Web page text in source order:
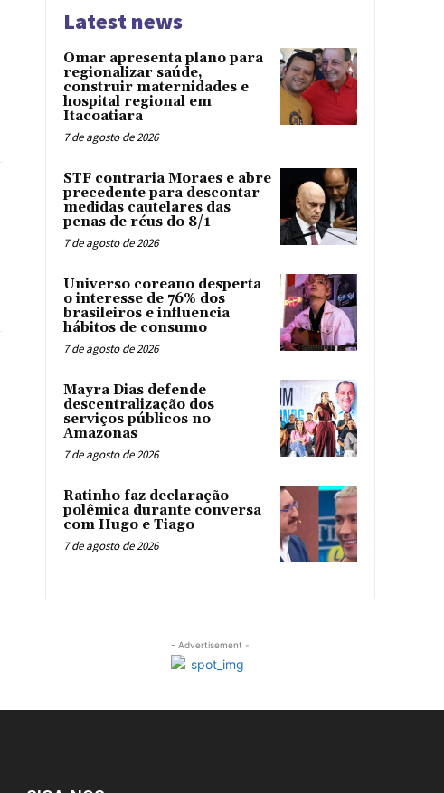
Latest news
Omar apresenta plano para
regionalizar saúde,
construir maternidades e
hospital regional em
Itacoatiara
7 de agosto de 2026
STF contraria Moraes e abre
precedente para descontar
medidas cautelares das
penas de réus do 8/1
7 de agosto de 2026
Universo coreano desperta
o interesse de 76% dos
brasileiros e influencia
hábitos de consumo
7 de agosto de 2026
Mayra Dias defende
descentralização dos
serviços públicos no
Amazonas
7 de agosto de 2026
Ratinho faz declaração
polêmica durante conversa
com Hugo e Tiago
7 de agosto de 2026
- Advertisement -